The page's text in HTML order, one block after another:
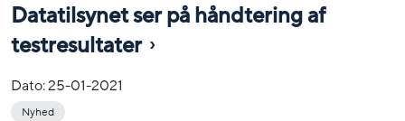
Datatilsynet ser på håndtering af
testresultater
Dato:25-01-2021
Nyhed